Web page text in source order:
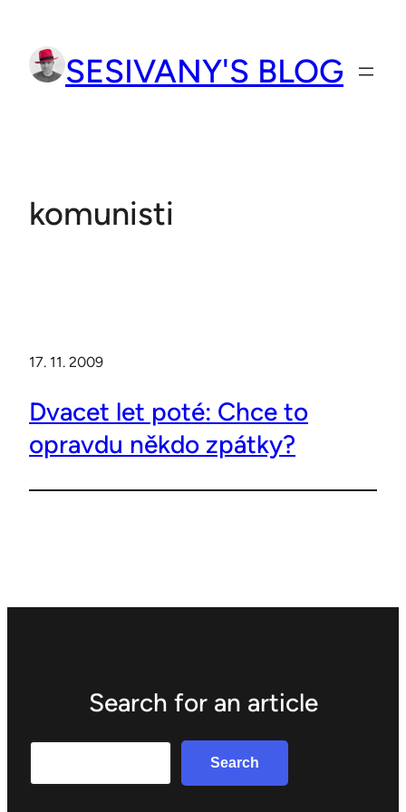
obsah
SESIVANY'S BLOG
komunisti
17. 11. 2009
Dvacet let poté: Chce to
opravdu někdo zpátky?
Search for an article
Search